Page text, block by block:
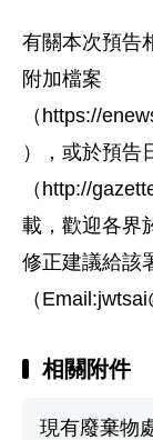
有關本次預告
附加檔案
（https://
），或於預告
（http://
載，歡迎各界
修正建議給該
（Email:
相關附件
現有廢棄物